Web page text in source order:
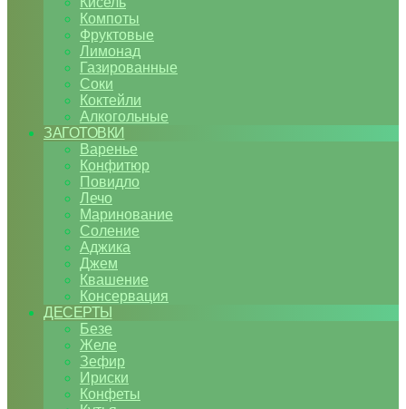
Компоты
Фруктовые
Лимонад
Газированные
Соки
Коктейли
Алкогольные
ЗАГОТОВКИ
Варенье
Конфитюр
Повидло
Лечо
Маринование
Соление
Аджика
Джем
Квашение
Консервация
ДЕСЕРТЫ
Безе
Желе
Зефир
Ириски
Конфеты